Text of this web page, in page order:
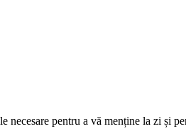
pentru a vă menține la zi și